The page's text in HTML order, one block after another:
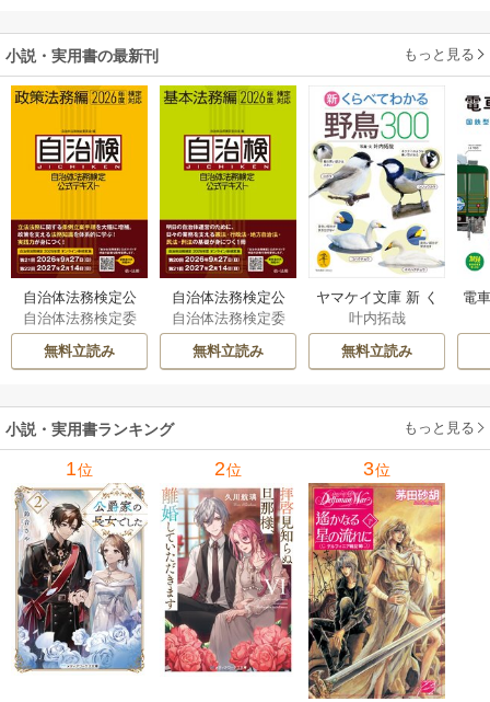
小説・実用書の最新刊 もっと見る
自治体法務検定公
式テキスト 政策
法務編 ２０２６
年度検定対応 1巻
自治体法務検定委
員会
無料立読み
自治体法務検定公
式テキスト 基本
法務編 ２０２６
年度検定対応 1巻
自治体法務検定委
員会
無料立読み
ヤマケイ文庫 新 く
らべてわかる野鳥3
00 1巻
叶内拓哉
無料立読み
電
小説・実用書ランキング もっと見る
1位 2位 3位